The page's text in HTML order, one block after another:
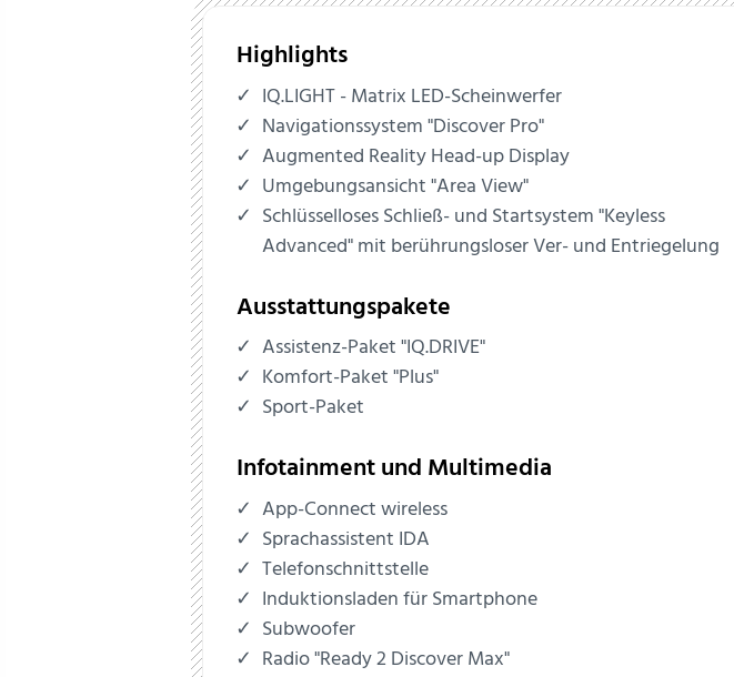
Highlights
IQ.LIGHT - Matrix LED-Scheinwerfer
Navigationssystem "Discover Pro"
Augmented Reality Head-up Display
Umgebungsansicht "Area View"
Schlüsselloses Schließ- und Startsystem "Keyless
Advanced" mit berührungsloser Ver- und Entriegelung
Ausstattungspakete
Assistenz-Paket "IQ.DRIVE"
Komfort-Paket "Plus"
Sport-Paket
Infotainment und Multimedia
App-Connect wireless
Sprachassistent IDA
Telefonschnittstelle
Induktionsladen für Smartphone
Subwoofer
Radio "Ready 2 Discover Max"